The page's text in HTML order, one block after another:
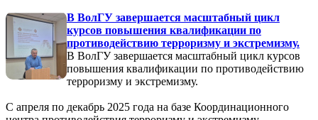
В ВолГУ завершается масштабный цикл
курсов повышения квалификации по
противодействию терроризму и экстремизму.
В ВолГУ завершается масштабный цикл курсов
повышения квалификации по противодействию
терроризму и экстремизму.
С апреля по декабрь 2025 года на базе Координационного